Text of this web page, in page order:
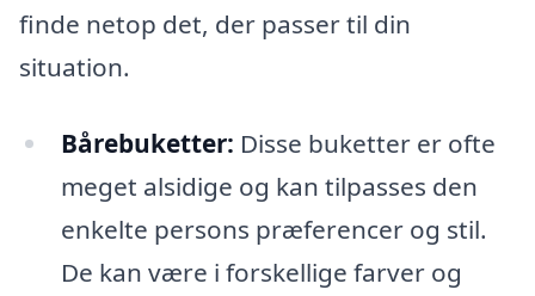
finde netop det, der passer til din
situation.
Bårebuketter: Disse buketter er ofte
meget alsidige og kan tilpasses den
enkelte persons præferencer og stil.
De kan være i forskellige farver og